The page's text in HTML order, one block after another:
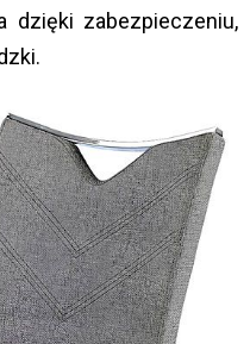
dzięki zabezpieczeniu,